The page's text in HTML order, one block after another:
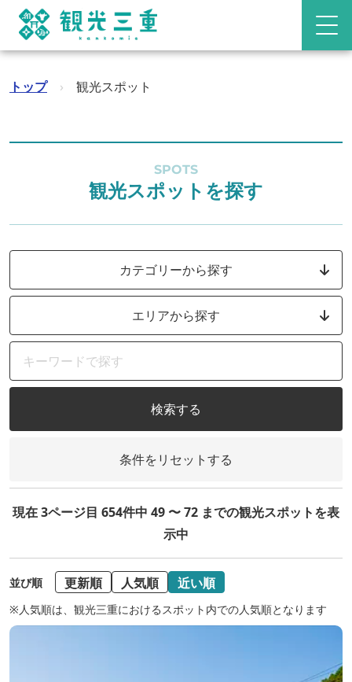
トップ › 観光スポット
SPOTS
観光スポットを探す
カテゴリーから探す
エリアから探す
検索する
条件をリセットする
現在 3ページ目 654件中 49 〜 72 までの観光スポットを表
示中
並び順 更新順 人気順 近い順
※人気順は、観光三重におけるスポット内での人気順となります